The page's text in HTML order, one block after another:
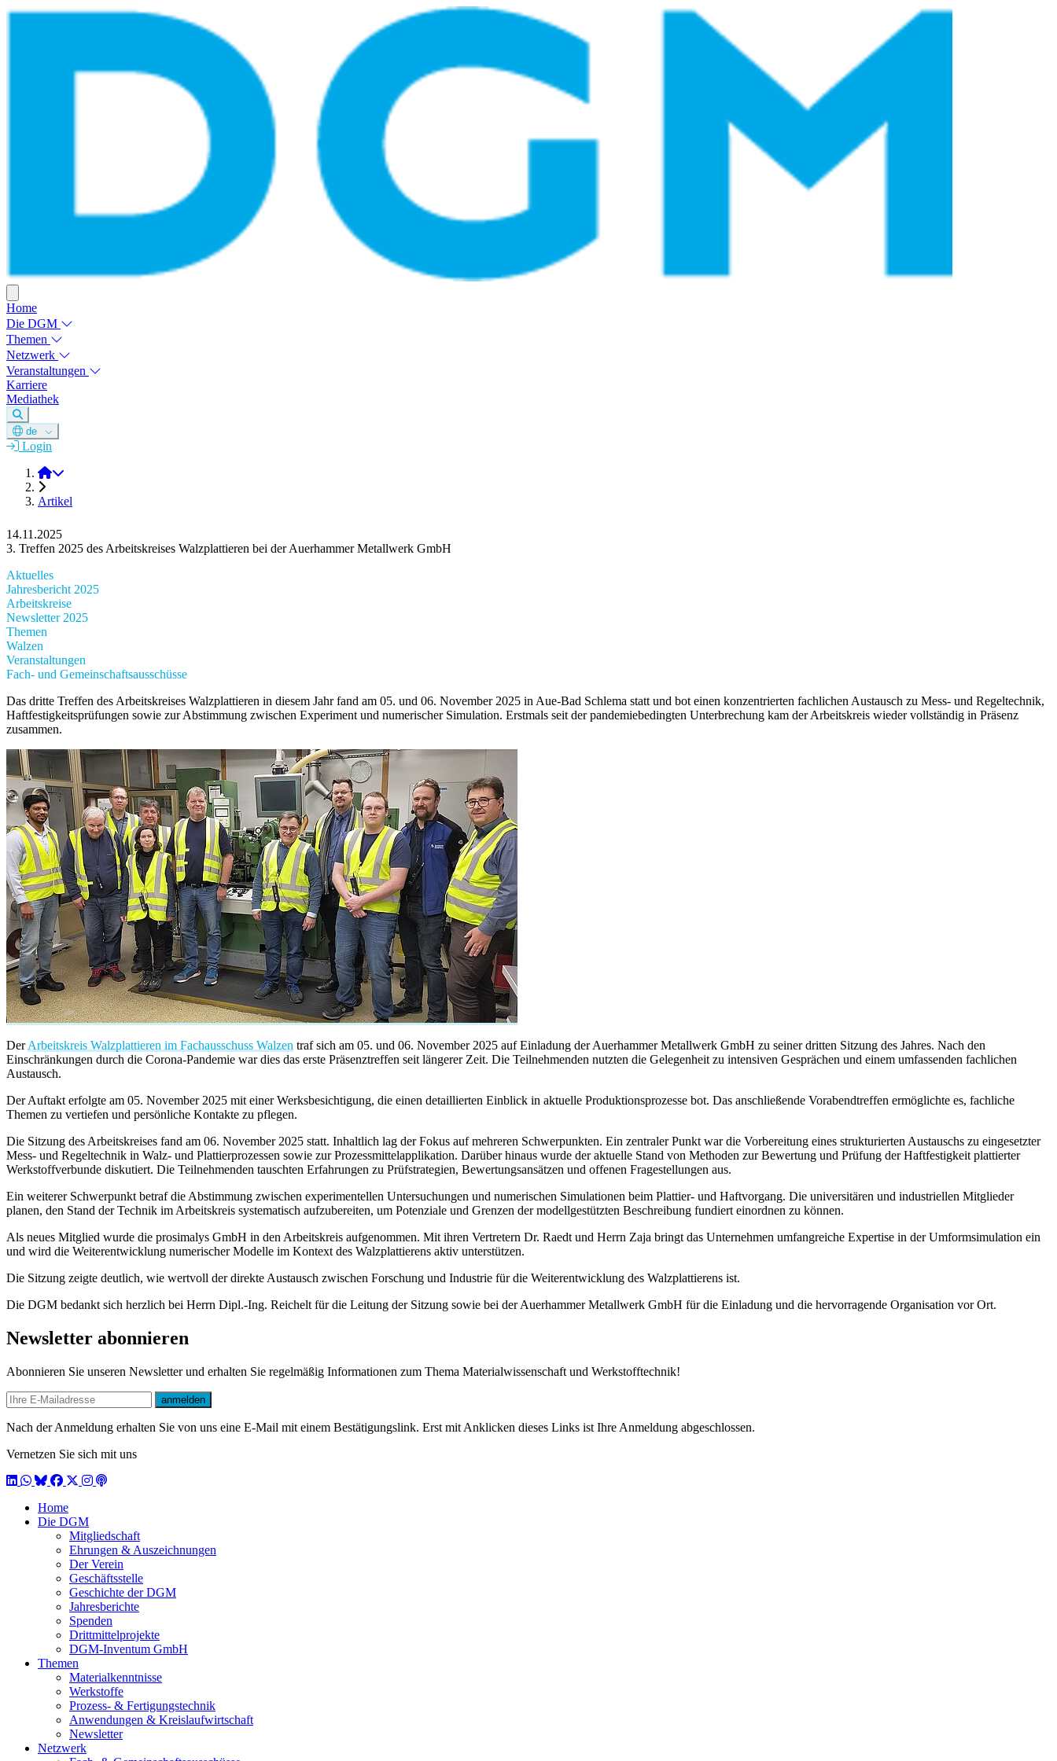
Home
Die DGM
Themen
Netzwerk
Veranstaltungen
Karriere
Mediathek
de
Login
DGM e.V.
Artikel
14.11.2025
3. Treffen 2025 des Arbeitskreises Walzplattieren bei der Auerhammer Metallwerk GmbH
Aktuelles
Jahresbericht 2025
Arbeitskreise
Newsletter 2025
Themen
Walzen
Veranstaltungen
Fach- und Gemeinschaftsausschüsse
Das dritte Treffen des Arbeitskreises Walzplattieren in diesem Jahr fand am 05. und 06. November 2025 in Aue-Bad Schlema statt und bot einen konzentrierten fachlichen Austausch zu Mess- und Regeltechnik,
Haftfestigkeitsprüfungen sowie zur Abstimmung zwischen Experiment und numerischer Simulation. Erstmals seit der pandemiebedingten Unterbrechung kam der Arbeitskreis wieder vollständig in Präsenz
zusammen.
DerArbeitskreis Walzplattieren im Fachausschuss Walzen traf sich am 05. und 06. November 2025 auf Einladung der Auerhammer Metallwerk GmbH zu seiner dritten Sitzung des Jahres. Nach den
Einschränkungen durch die Corona-Pandemie war dies das erste Präsenztreffen seit längerer Zeit. Die Teilnehmenden nutzten die Gelegenheit zu intensiven Gesprächen und einem umfassenden fachlichen
Austausch.
Der Auftakt erfolgte am 05. November 2025 mit einer Werksbesichtigung, die einen detaillierten Einblick in aktuelle Produktionsprozesse bot. Das anschließende Vorabendtreffen ermöglichte es, fachliche
Themen zu vertiefen und persönliche Kontakte zu pflegen.
Die Sitzung des Arbeitskreises fand am 06. November 2025 statt. Inhaltlich lag der Fokus auf mehreren Schwerpunkten. Ein zentraler Punkt war die Vorbereitung eines strukturierten Austauschs zu eingesetzter
Mess- und Regeltechnik in Walz- und Plattierprozessen sowie zur Prozessmittelapplikation. Darüber hinaus wurde der aktuelle Stand von Methoden zur Bewertung und Prüfung der Haftfestigkeit plattierter
Werkstoffverbunde diskutiert. Die Teilnehmenden tauschten Erfahrungen zu Prüfstrategien, Bewertungsansätzen und offenen Fragestellungen aus.
Ein weiterer Schwerpunkt betraf die Abstimmung zwischen experimentellen Untersuchungen und numerischen Simulationen beim Plattier- und Haftvorgang. Die universitären und industriellen Mitglieder
planen, den Stand der Technik im Arbeitskreis systematisch aufzubereiten, um Potenziale und Grenzen der modellgestützten Beschreibung fundiert einordnen zu können.
Als neues Mitglied wurde die prosimalys GmbH in den Arbeitskreis aufgenommen. Mit ihren Vertretern Dr. Raedt und Herrn Zaja bringt das Unternehmen umfangreiche Expertise in der Umformsimulation ein
und wird die Weiterentwicklung numerischer Modelle im Kontext des Walzplattierens aktiv unterstützen.
Die Sitzung zeigte deutlich, wie wertvoll der direkte Austausch zwischen Forschung und Industrie für die Weiterentwicklung des Walzplattierens ist.
Die DGM bedankt sich herzlich bei Herrn Dipl.-Ing. Reichelt für die Leitung der Sitzung sowie bei der Auerhammer Metallwerk GmbH für die Einladung und die hervorragende Organisation vor Ort.
Newsletter abonnieren
Abonnieren Sie unseren Newsletter und erhalten Sie regelmäßig Informationen zum Thema Materialwissenschaft und Werkstofftechnik!
E-mail
anmelden
Nach der Anmeldung erhalten Sie von uns eine E-Mail mit einem Bestätigungslink. Erst mit Anklicken dieses Links ist Ihre Anmeldung abgeschlossen.
Vernetzen Sie sich mit uns
LinkedIn
WhatsApp
BlueSky
Facebook
X / Twitter
Instagram
Podcast
Home
Die DGM
Mitgliedschaft
Ehrungen & Auszeichnungen
Der Verein
Geschäftsstelle
Geschichte der DGM
Jahresberichte
Spenden
Drittmittelprojekte
DGM-Inventum GmbH
Themen
Materialkenntnisse
Werkstoffe
Prozess- & Fertigungstechnik
Anwendungen & Kreislaufwirtschaft
Newsletter
Netzwerk